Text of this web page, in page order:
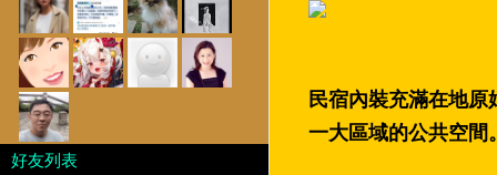
民宿內裝充滿在地
一大區域的公共空間
好友列表